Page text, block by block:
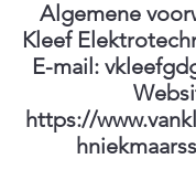
Algemene
Kleef
E-mail:
https://